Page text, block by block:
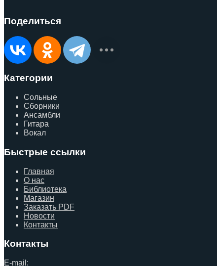
Поделиться
Категории
Сольные
Сборники
Ансамбли
Гитара
Вокал
Быстрые ссылки
Главная
О нас
Библиотека
Магазин
Заказать PDF
Новости
Контакты
Контакты
E-mail: